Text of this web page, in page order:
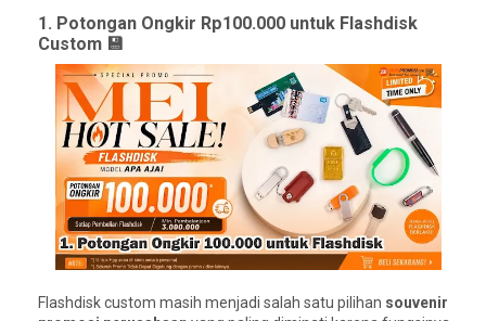
1. Potongan Ongkir Rp100.000 untuk Flashdisk
Custom 💾
Flashdisk custom masih menjadi salah satu pilihan souvenir